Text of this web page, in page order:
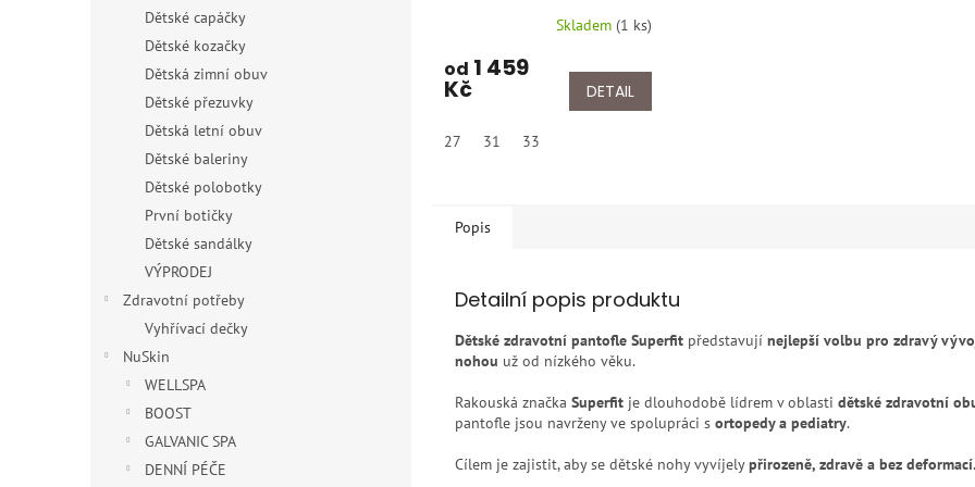
Dětské capáčky
Dětské kozačky
Dětská zimní obuv
Dětské přezuvky
Dětská letní obuv
Dětské baleriny
Dětské polobotky
První botičky
Dětské sandálky
VÝPRODEJ
Zdravotní potřeby
Vyhřívací dečky
NuSkin
WELLSPA
BOOST
GALVANIC SPA
DENNÍ PÉČE
Skladem (1 ks)
od 1 459
Kč DETAIL
27 31 33
Popis
Detailní popis produktu
Dětské zdravotní pantofle Superfit představují nejlepší volbu pro zdravý
nohou už od nízkého věku.
Rakouská značka Superfit je dlouhodobě lídrem v oblasti dětské zdravotní
pantofle jsou navrženy ve spolupráci s ortopedy a pediatry.
Cílem je zajistit, aby se dětské nohy vyvíjelypřirozeně, zdravě a bez deformací.